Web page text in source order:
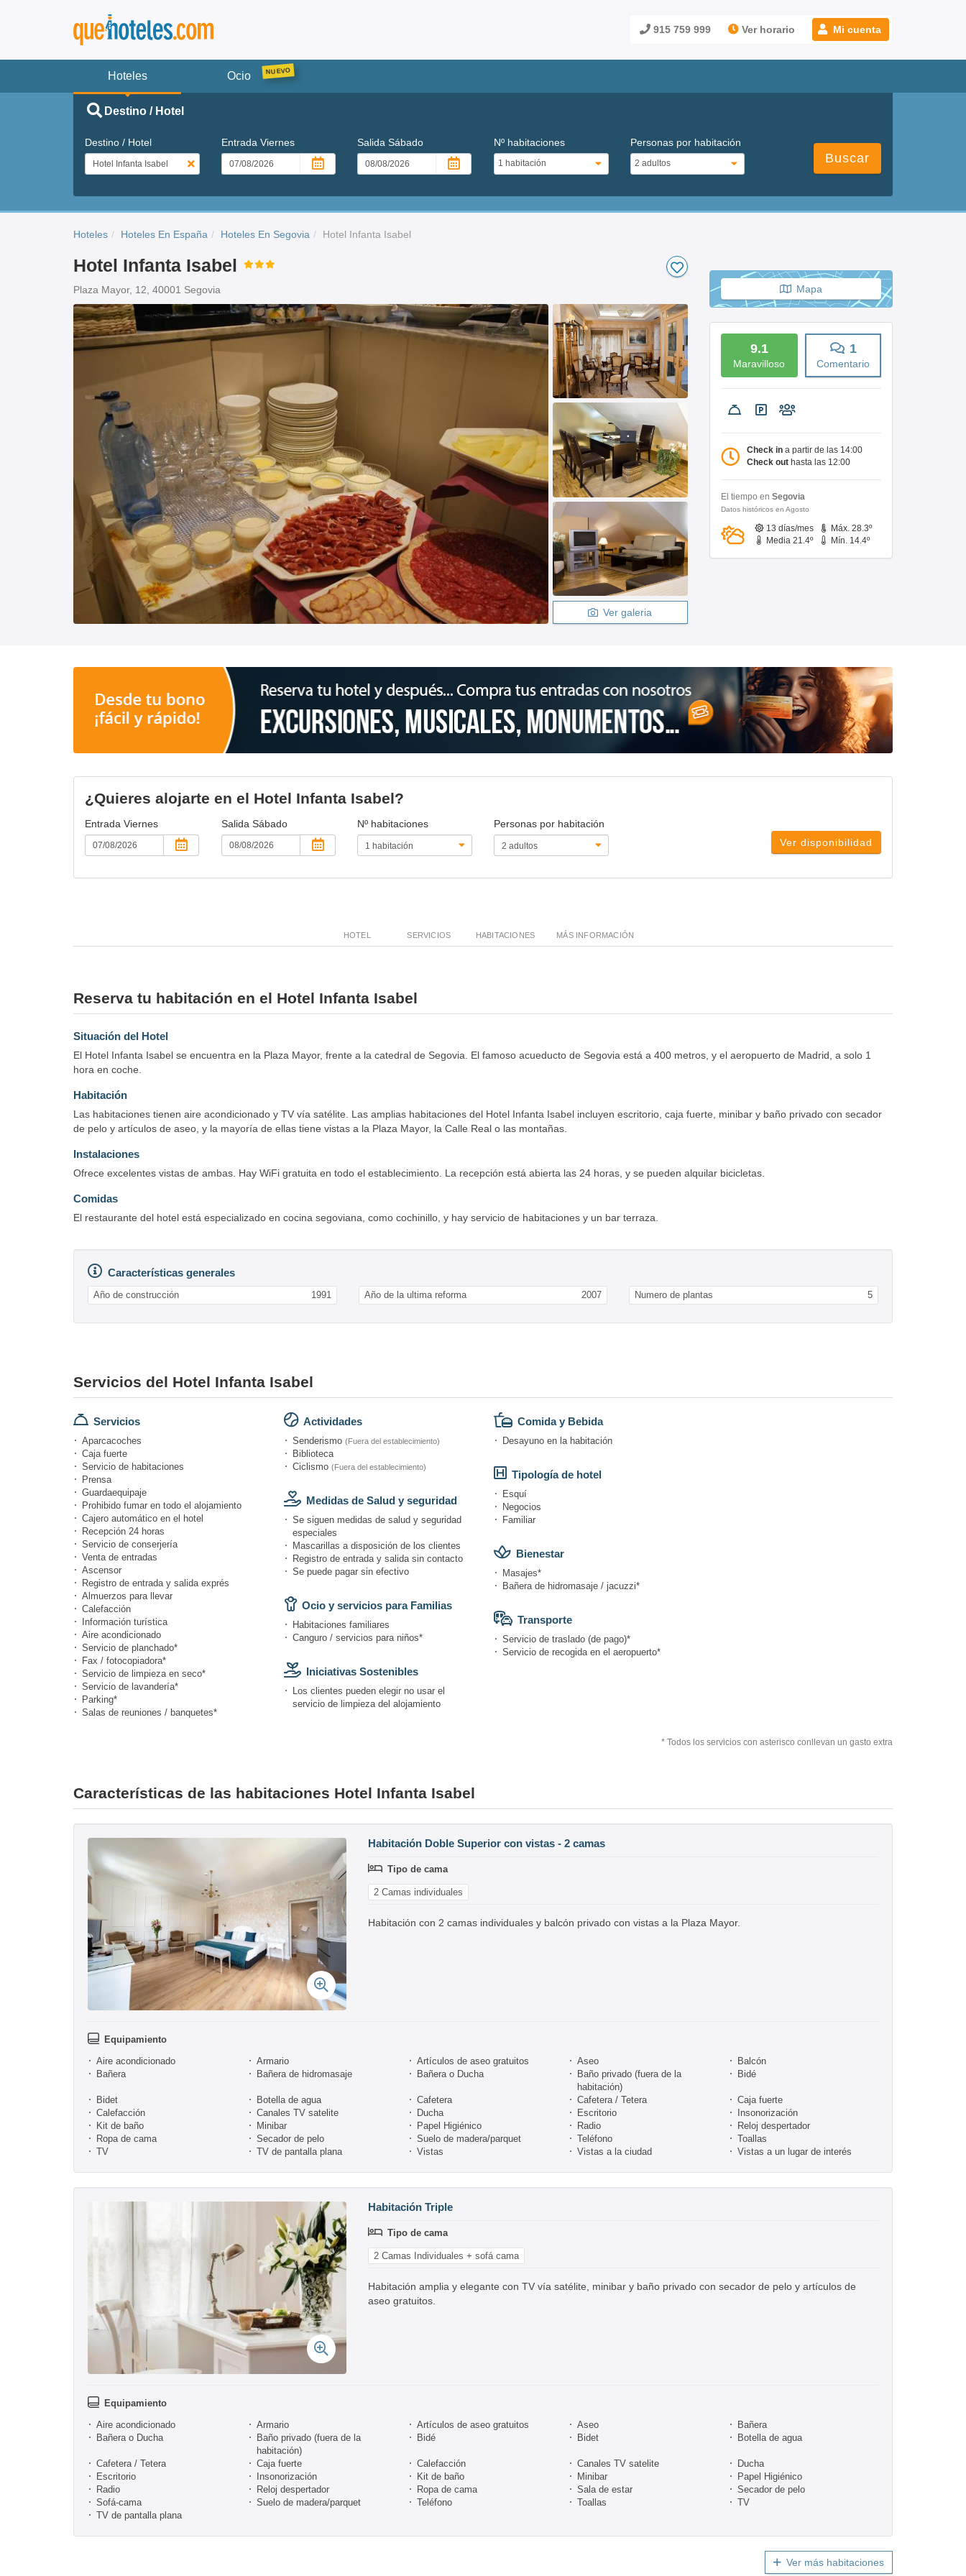
915 759 999 Ver horario Mi cuenta
Hoteles Ocio
Destino / Hotel
Destino / Hotel Entrada Viernes SalidaSábado Nº habitaciones Personas por habitación
Buscar
Hoteles Hoteles En España Hoteles En Segovia Hotel Infanta Isabel
Hotel Infanta Isabel
Plaza Mayor, 12, 40001 Segovia
Ver galeria
Mapa
9.1
Maravilloso
1
Comentario
Check in a partir de las 14:00
Check out hasta las 12:00
El tiempo en Segovia
Datos históricos en Agosto
13 días/mes
Máx. 28.3º
Media 21.4º
Mín. 14.4º
¿Quieres alojarte en el Hotel Infanta Isabel?
Entrada Viernes Salida Sábado Nº habitaciones
Personas por habitación
Ver disponibilidad
HOTEL SERVICIOS HABITACIONES MÁS INFORMACIÓN
Reserva tu habitación en el Hotel Infanta Isabel
Situación del Hotel
El Hotel Infanta Isabel se encuentra en la Plaza Mayor, frente a la catedral de Segovia. El famoso acueducto de Segovia está a 400 metros, y el aeropuerto de Madrid, a solo 1
hora en coche.
Habitación
Las habitaciones tienen aire acondicionado y TV vía satélite. Las amplias habitaciones del Hotel Infanta Isabel incluyen escritorio, caja fuerte, minibar y baño privado con secador
de pelo y artículos de aseo, y la mayoría de ellas tiene vistas a la Plaza Mayor, la Calle Real o las montañas.
Instalaciones
Ofrece excelentes vistas de ambas. Hay WiFi gratuita en todo el establecimiento. La recepción está abierta las 24 horas, y se pueden alquilar bicicletas.
Comidas
El restaurante del hotel está especializado en cocina segoviana, como cochinillo, y hay servicio de habitaciones y un bar terraza.
Características generales
Año de construcción 1991 Año de la ultima reforma 2007 Numero de plantas 5
Servicios del Hotel Infanta Isabel
Servicios
Aparcacoches
Caja fuerte
Servicio de habitaciones
Prensa
Guardaequipaje
Prohibido fumar en todo el alojamiento
Cajero automático en el hotel
Recepción 24 horas
Servicio de conserjería
Venta de entradas
Ascensor
Registro de entrada y salida exprés
Almuerzos para llevar
Calefacción
Información turística
Aire acondicionado
Servicio de planchado*
Fax / fotocopiadora*
Servicio de limpieza en seco*
Servicio de lavandería*
Parking*
Salas de reuniones / banquetes*
Actividades
Senderismo (Fuera del establecimiento)
Biblioteca
Ciclismo (Fuera del establecimiento)
Medidas de Salud y seguridad
Se siguen medidas de salud y seguridad
especiales
Mascarillas a disposición de los clientes
Registro de entrada y salida sin contacto
Se puede pagar sin efectivo
Ocio y servicios para Familias
Habitaciones familiares
Canguro / servicios para niños*
Iniciativas Sostenibles
Los clientes pueden elegir no usar el
servicio de limpieza del alojamiento
Comida y Bebida
Desayuno en la habitación
Tipología de hotel
Esquí
Negocios
Familiar
Bienestar
Masajes*
Bañera de hidromasaje / jacuzzi*
Transporte
Servicio de traslado (de pago)*
Servicio de recogida en el aeropuerto*
* Todos los servicios con asterisco conllevan un gasto extra
Características de las habitaciones Hotel Infanta Isabel
Habitación Doble Superior con vistas - 2 camas
Tipo de cama
2 Camas individuales
Habitación con 2 camas individuales y balcón privado con vistas a la Plaza Mayor.
Equipamiento
Aire acondicionado
Armario Artículos de aseo gratuitos Aseo
Balcón
Bañera
Bañera de hidromasaje Bañera o Ducha
Baño privado (fuera de la
habitación)
Bidé
Bidet Botella de agua Cafetera Cafetera / Tetera
Caja fuerte
Calefacción
Canales TV satelite Ducha Escritorio
Insonorización
Kit de baño
Minibar Papel Higiénico Radio
Reloj despertador
Ropa de cama
Secador de pelo Suelo de madera/parquet Teléfono
Toallas
TV
TV de pantalla plana Vistas Vistas a la ciudad Vistas a un lugar de interés
Habitación Triple
Tipo de cama
2 Camas Individuales + sofá cama
Habitación amplia y elegante con TV vía satélite, minibar y baño privado con secador de pelo y artículos de
aseo gratuitos.
Equipamiento
Aire acondicionado
Armario Artículos de aseo gratuitos Aseo
Bañera
Bañera o Ducha
Baño privado (fuera de la
habitación)
Bidé Bidet Botella de agua
Cafetera / Tetera Caja fuerte Calefacción Canales TV satelite
Ducha
Escritorio
Insonorización Kit de baño Minibar
Papel Higiénico
Radio
Reloj despertador Ropa de cama Sala de estar
Secador de pelo
Sofá-cama
Suelo de madera/parquet Teléfono Toallas
TV
TV de pantalla plana
Ver más habitaciones